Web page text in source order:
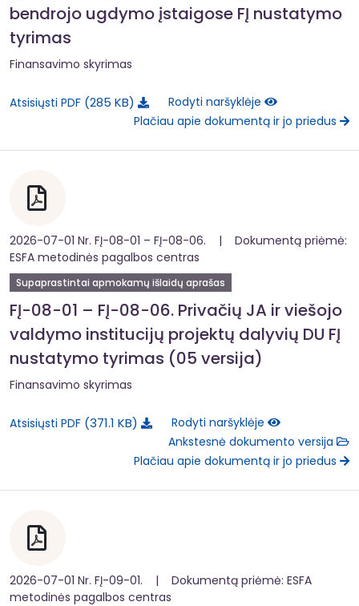
bendrojo ugdymo įstaigose FĮ nustatymo
tyrimas
Finansavimo skyrimas
Atsisiųsti PDF 285 KB
Rodyti naršyklėje
Plačiau apie dokumentą ir jo priedus
2026-07-01 Nr. FĮ-08-01 – FĮ-08-06. | Dokumentą priėmė:
ESFA metodinės pagalbos centras
Supaprastintai apmokamų išlaidų aprašas
FĮ-08-01 – FĮ-08-06. Privačių JA ir viešojo
valdymo institucijų projektų dalyvių DU FĮ
nustatymo tyrimas (05 versija)
Finansavimo skyrimas
Atsisiųsti PDF 371.1 KB
Rodyti naršyklėje
Ankstesnė dokumento versija
Plačiau apie dokumentą ir jo priedus
2026-07-01 Nr. FĮ-09-01. | Dokumentą priėmė: ESFA
metodinės pagalbos centras